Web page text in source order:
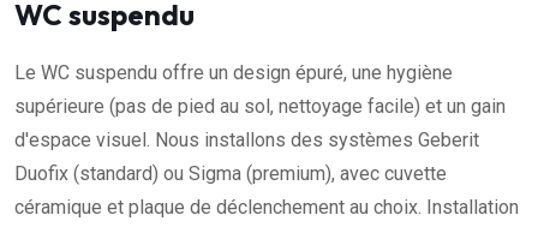
WC suspendu
Le WC suspendu offre un design épuré, une hygiène
supérieure (pas de pied au sol, nettoyage facile) et un gain
d'espace visuel. Nous installons des systèmes Geberit
Duofix (standard) ou Sigma (premium), avec cuvette
céramique et plaque de déclenchement au choix. Installation